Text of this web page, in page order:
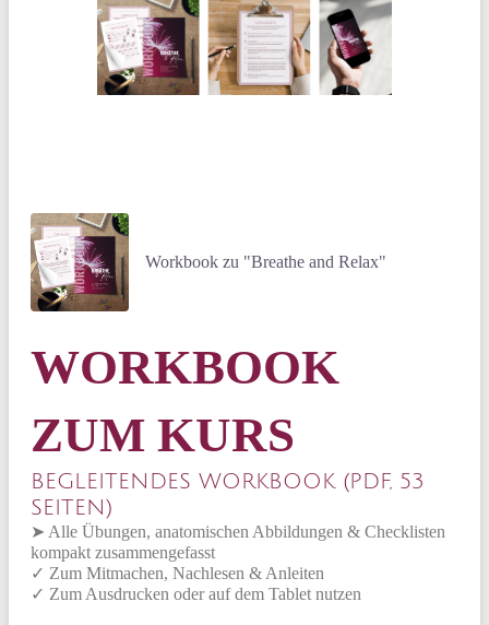
Workbook zu "Breathe and Relax"
WORKBOOK
ZUM KURS
BEGLEITENDES WORKBOOK (PDF, 53
SEITEN)
➤ Alle Übungen, anatomischen Abbildungen & Checklisten
kompakt zusammengefasst
✓ Zum Mitmachen, Nachlesen & Anleiten
✓ Zum Ausdrucken oder auf dem Tablet nutzen